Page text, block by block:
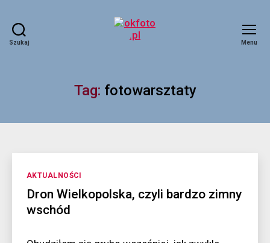
Szukaj Menu
Tag: fotowarsztaty
Kategorie
AKTUALNOŚCI
Dron Wielkopolska, czyli bardzo zimny
wschód